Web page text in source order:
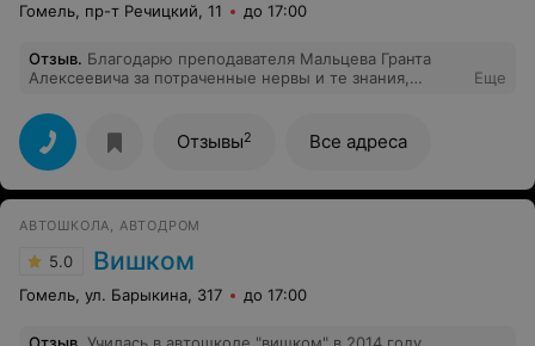
Гомель, пр-т Речицкий, 11 до 17:00
Отзыв. Благодарю преподавателя Мальцева Гранта
Алексеевича за потраченные нервы и те знания,
преподаватель.
Еще
Отзывы2 Все адреса
АВТОШКОЛА, АВТОДРОМ
5.0 Вишком
Гомель, ул. Барыкина, 317 до 17:00